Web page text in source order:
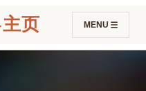
页 MENU